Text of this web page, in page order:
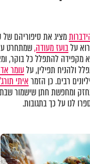
מציג את סיפוריהם
עלבועז מעודה,שמתחרט
להתפלל כל בוקר,
ולהניח תפילין, עלעומר
רבים. כן הזמראיתי
ומחפשת חתן שישמור
לנו על כך בתגובות.